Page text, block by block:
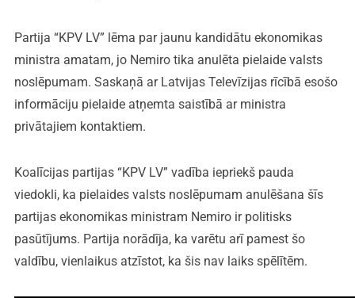
Partija “KPV LV” lēma par jaunu kandidātu ekonomikas
ministra amatam, jo Nemiro tika anulēta pielaide valsts
noslēpumam. Saskaņā ar Latvijas Televīzijas rīcībā esošo
informāciju pielaide atņemta saistībā ar ministra
privātajiem kontaktiem.
Koalīcijas partijas “KPV LV” vadība iepriekš pauda
viedokli, ka pielaides valsts noslēpumam anulēšana šīs
partijas ekonomikas ministram Nemiro ir politisks
pasūtījums. Partija norādīja, ka varētu arī pamest šo
valdību, vienlaikus atzīstot, ka šis nav laiks spēlītēm.